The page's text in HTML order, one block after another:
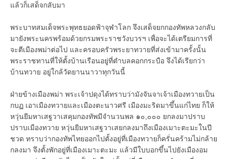
แล้วก็เสด็จกลับมา
พระบาทสมเด็จพระพุทธยอดฟ้าจุฬาโลก จึงเสด็จยกกองทัพหลวงกลับ
มายังพระนครพร้อมด้วยกรมพระราชวังบวรฯ เพื่อจะได้เตรียมการที่
จะตีเมืองพม่าต่อไป และครอบครัวพระยาทวายที่ส่งเข้ามาครั้งนั้น
พระราชทานที่ให้ตั้งบ้านเรือนอยู่ที่ตำบลคอกกระบือ จึงได้เรียกว่า
บ้านทวาย อยู่ใกล้วัดยานนาวาทุกวันนี้
ฝ่ายข้างเมืองพม่า พระเจ้าปดุงได้ทราบว่ามังจันจาเจ้าเมืองทวายเป็น
กบฏ เอาเมืองทวายและเมืองตะนาวศรี เมืองมะริดมาขึ้นแก่ไทย ก็ให้
หวุ่นยีมหาเสฐวาเสคุมกองทัพมีจำนวนพล ๑๐,๐๐๐ ยกลงมาปราบ
ปราบเมืองทวาย หวุ่นยีมหาเสฐวาเสยกลงมาถึงเมืองเมาะตะมะในปี
ชวด ทราบว่ากองทัพไทยออกไปตั้งอยู่ที่เมืองทวายก็ครั่นคร้ามไม่กล้าย
กลงมา จึงตั้งพักอยู่ที่เมืองเมาะตะมะ แล้วมีใบบอกขึ้นไปยังเมืองอม